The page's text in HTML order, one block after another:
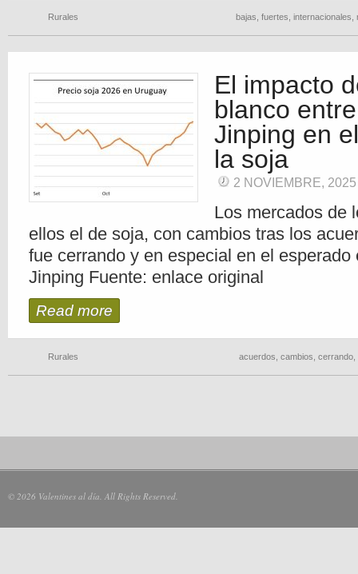
Rurales bajas fuertes internacionales
El impacto
blanco
Jinping en
la soja
2 NOVIEMBRE,
Los mercados de
ellos el de soja, con cambios tras los
fue cerrando y en especial en el esperado
Jinping Fuente: enlace original
Read more
Rurales acuerdos cambios cerrando
© 2026 Valentines al día. All Rights Reserved.